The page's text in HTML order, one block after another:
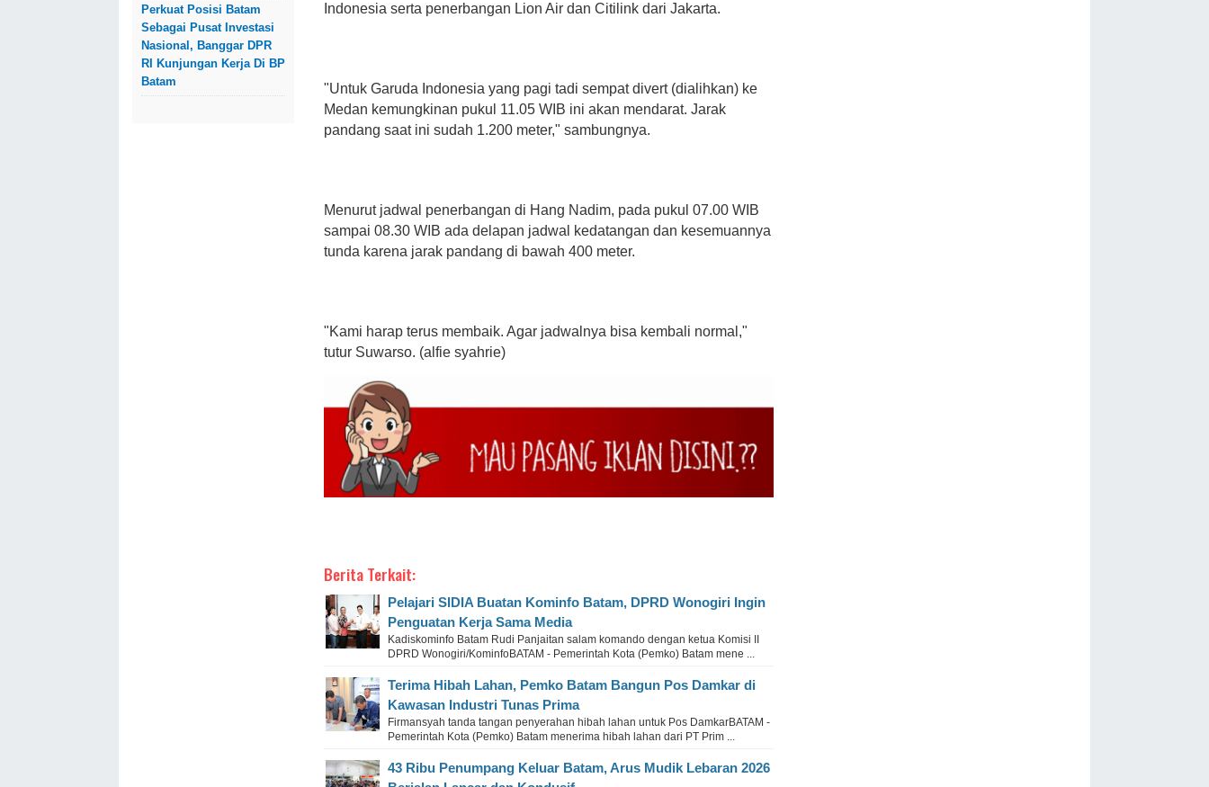
Perkuat Posisi Batam
Sebagai Pusat Investasi
Nasional, Banggar DPR
RI Kunjungan Kerja Di BP
Batam
Indonesia serta penerbangan Lion Air dan Citilink dari Jakarta.
"Untuk Garuda Indonesia yang pagi tadi sempat divert (dialihkan) ke
Medan kemungkinan pukul 11.05 WIB ini akan mendarat. Jarak
pandang saat ini sudah 1.200 meter," sambungnya.
Menurut jadwal penerbangan di Hang Nadim, pada pukul 07.00 WIB
sampai 08.30 WIB ada delapan jadwal kedatangan dan kesemuannya
tunda karena jarak pandang di bawah 400 meter.
"Kami harap terus membaik. Agar jadwalnya bisa kembali normal,"
tutur Suwarso. (alfie syahrie)
Berita Terkait:
Pelajari SIDIA Buatan Kominfo Batam, DPRD Wonogiri Ingin
Penguatan Kerja Sama Media
Kadiskominfo Batam Rudi Panjaitan salam komando dengan ketua Komisi II
DPRD Wonogiri/KominfoBATAM - Pemerintah Kota (Pemko) Batam mene ...
Terima Hibah Lahan, Pemko Batam Bangun Pos Damkar di
Kawasan Industri Tunas Prima
Firmansyah tanda tangan penyerahan hibah lahan untuk Pos DamkarBATAM -
Pemerintah Kota (Pemko) Batam menerima hibah lahan dari PT Prim ...
43 Ribu Penumpang Keluar Batam, Arus Mudik Lebaran 2026